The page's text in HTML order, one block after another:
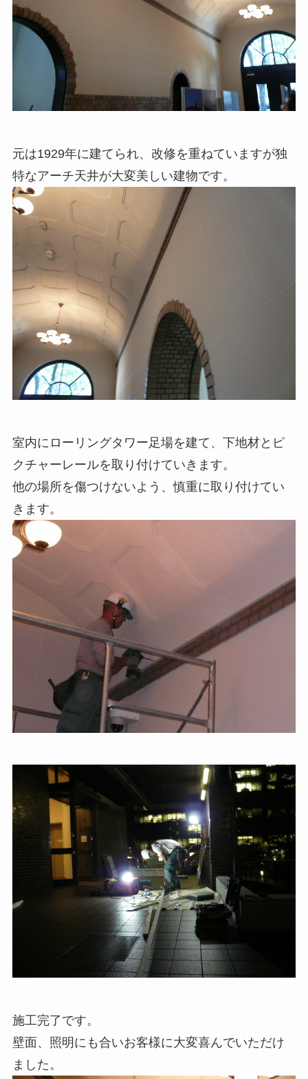
元は1929年に建てられ、改修を重ねていますが独
特なアーチ天井が大変美しい建物です。
室内にローリングタワー足場を建て、下地材とピ
クチャーレールを取り付けていきます。
他の場所を傷つけないよう、慎重に取り付けてい
きます。
施工完了です。
壁面、照明にも合いお客様に大変喜んでいただけ
ました。